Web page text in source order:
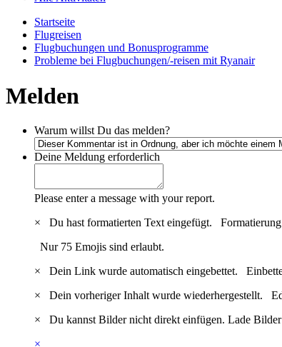
Startseite
Flugreisen
Flugbuchungen und Bonusprogramme
Probleme bei Flugbuchungen/-reisen mit Ryanair
Melden
Warum willst Du das melden?
Deine Meldung erforderlich
Please enter a message with your report.
×
Du hast formatierten Text eingefügt.
Nur 75 Emojis sind erlaubt.
×
Dein Link wurde automatisch eingebettet.
×
Dein vorheriger Inhalt wurde wiederhergestellt.
×
Du kannst Bilder nicht direkt einfügen. Lade
×